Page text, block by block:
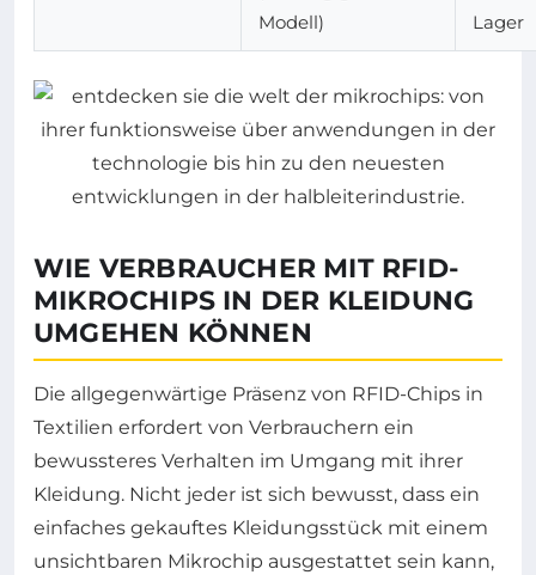
Modell)
Lager
WIE VERBRAUCHER MIT RFID-
MIKROCHIPS IN DER KLEIDUNG
UMGEHEN KÖNNEN
Die allgegenwärtige Präsenz von RFID-Chips in
Textilien erfordert von Verbrauchern ein
bewussteres Verhalten im Umgang mit ihrer
Kleidung. Nicht jeder ist sich bewusst, dass ein
einfaches gekauftes Kleidungsstück mit einem
unsichtbaren Mikrochip ausgestattet sein kann,